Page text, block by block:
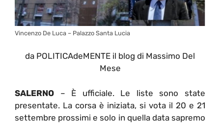
Vincenzo De Luca – Palazzo Santa Lucia
da POLITICAdeMENTE il blog di Massimo Del
Mese
SALERNO – È ufficiale. Le liste sono state
presentate. La corsa è iniziata, si vota il 20 e 21
settembre prossimi e solo in quella data sapremo